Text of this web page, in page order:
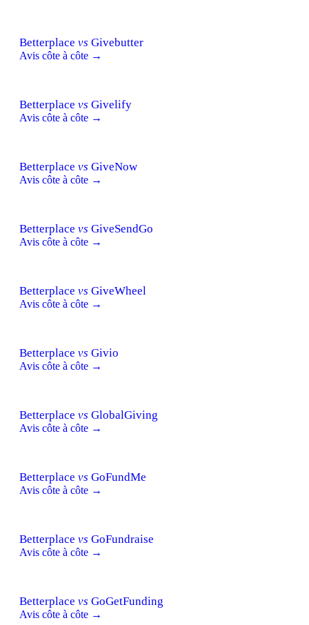
Betterplace vs Givebutter
Avis côte à côte →
Betterplace vs Givelify
Avis côte à côte →
Betterplace vs GiveNow
Avis côte à côte →
Betterplace vs GiveSendGo
Avis côte à côte →
Betterplace vs GiveWheel
Avis côte à côte →
Betterplace vs Givio
Avis côte à côte →
Betterplace vs GlobalGiving
Avis côte à côte →
Betterplace vs GoFundMe
Avis côte à côte →
Betterplace vs GoFundraise
Avis côte à côte →
Betterplace vs GoGetFunding
Avis côte à côte →